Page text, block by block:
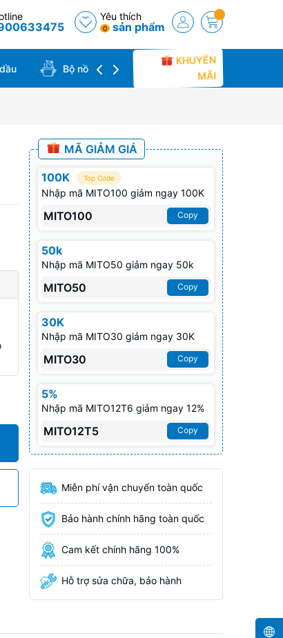
Yêu thích
0 sản phẩm
Bộ nồi chảo Bàn ủi hơi nước
KHUYẾN
MÃI
MÃ GIẢM GIÁ
100K Top Code
Nhập mã MITO100 giảm ngay 100K
MITO100 Copy
50k
Nhập mã MITO50 giảm ngay 50k
MITO50 Copy
30K
Nhập mã MITO30 giảm ngay 30K
MITO30 Copy
5%
Nhập mã MITO12T6 giảm ngay 12%
MITO12T5 Copy
Miễn phí vận chuyển toàn quốc
Bảo hành chính hãng toàn quốc
Cam kết chính hãng 100%
Hỗ trợ sửa chữa, bảo hành